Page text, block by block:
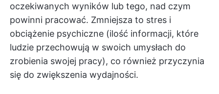
oczekiwanych wyników lub tego, nad czym
powinni pracować. Zmniejsza to stres i
obciążenie psychiczne (ilość informacji, które
ludzie przechowują w swoich umysłach do
zrobienia swojej pracy), co również przyczynia
się do zwiększenia wydajności.